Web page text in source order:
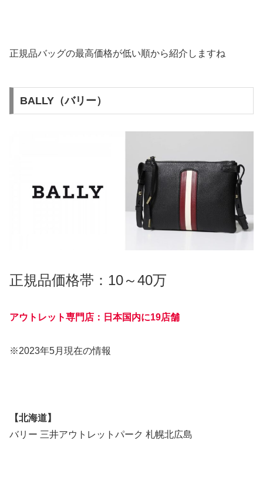
正規品バッグの最高価格が低い順から紹介しますね
BALLY（バリー）
正規品価格帯：10～40万
アウトレット専門店：日本国内に19店舗
※2023年5月現在の情報
【北海道】
バリー 三井アウトレットパーク 札幌北広島